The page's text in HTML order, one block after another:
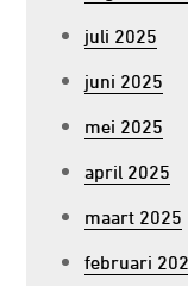
juli 2025
juni 2025
mei 2025
april 2025
maart 2025
februari